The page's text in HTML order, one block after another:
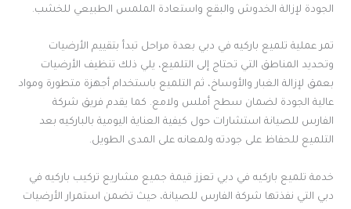
الجودة لإزالة الخدوش والبقع واستعادة الملمس الطبيعي للخشب.
تمر عملية تلميع باركيه في دبي بعدة مراحل تبدأ بتقييم الأرضيات
وتحديد المناطق التي تحتاج إلى التلميع، يلي ذلك تنظيف الأرضيات
بعمق لإزالة الغبار والأوساخ، ثم التلميع باستخدام أجهزة متطورة ومواد
عالية الجودة لضمان سطح أملس ولامع. كما يقدم فريق شركة
الفارس للصيانة استشارات حول كيفية العناية اليومية بالباركيه بعد
التلميع للحفاظ على جودته ولمعانه على المدى الطويل.
خدمة تلميع باركيه في دبي تعزز قيمة جميع مشاريع تركيب باركيه في
دبي التي نفذتها شركة الفارس للصيانة، حيث تضمن استمرار الأرضيات